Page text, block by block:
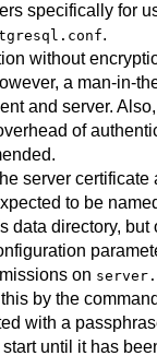
specifically for
.
without
a man-in-
and server.
of
server certificate
to be
data directory, but
on
by the command
with a
until it has